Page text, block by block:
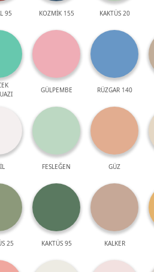
95 KOZMİK 155 KAKTÜS 20
GÜLPEMBE RÜZGAR 140
FESLEĞEN GÜZ
25 KAKTÜS 95 KALKER